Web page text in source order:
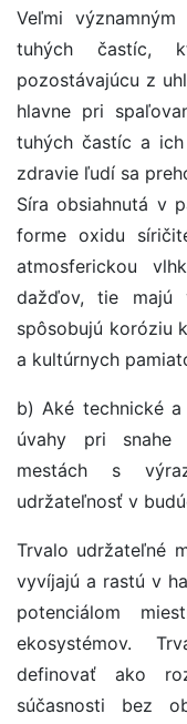
Veľmi
tuhých častíc,
pozostávajúcu z
hlavne pri
tuhých častíc a
zdravie ľudí sa
Síra obsiahnutá v
forme oxidu
atmosferickou
dažďov, tie majú
spôsobujú koróziu
a kultúrnych
b) Aké technické
úvahy pri snahe
mestách s
udržateľnosť v
Trvalo udržateľné
vyvíjajú a rastú v
potenciálom
ekosystémov.
definovať ako
súčasnosti bez